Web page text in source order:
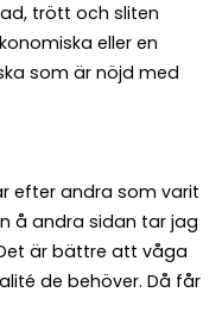
trött och sliten
eller en
som är nöjd med
efter andra som varit
å andra sidan tar jag
är bättre att våga
de behöver. Då får